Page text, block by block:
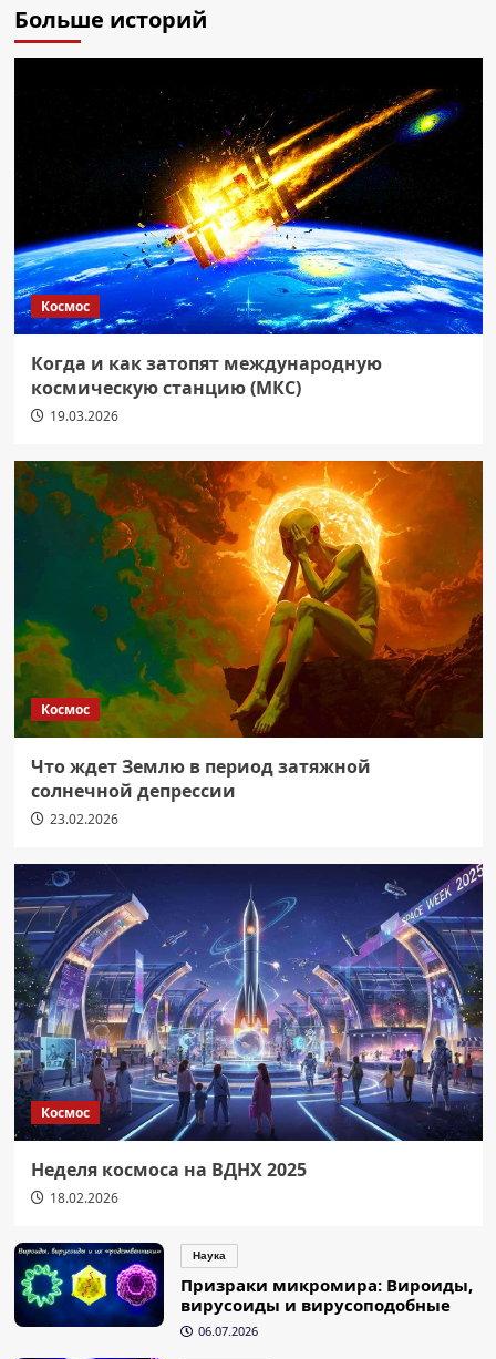
Больше историй
Космос
Когда и как затопят международную
космическую станцию (МКС)
19.03.2026
Космос
Что ждет Землю в период затяжной
солнечной депрессии
23.02.2026
Космос
Неделя космоса на ВДНХ 2025
18.02.2026
Наука
Призраки микромира: Вироиды,
вирусоиды и вирусоподобные
06.07.2026